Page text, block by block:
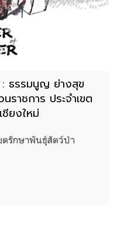
ธรรมนูญ ย่างสุข
ราชการ ประจำเขต
ยงใหม่
ตรักษาพันธุ์สัตว์ป่า
#2 : ธรรมนูญ ย่างสุข